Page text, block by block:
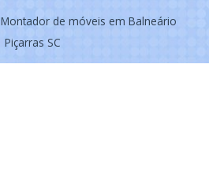
Montador de móveis em Balneário
Piçarras SC